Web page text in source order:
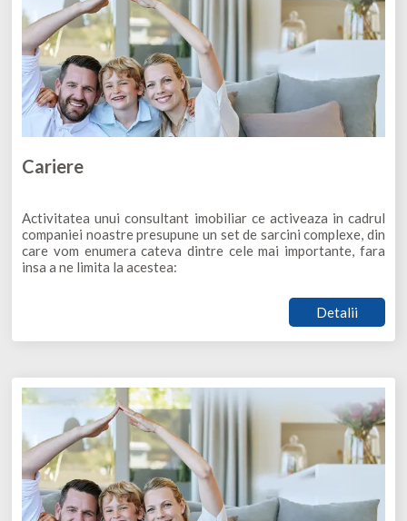
Cariere
Activitatea unui consultant imobiliar ce activeaza in cadrul
companiei noastre presupune un set de sarcini complexe, din
care vom enumera cateva dintre cele mai importante, fara
insa a ne limita la acestea:
Detalii